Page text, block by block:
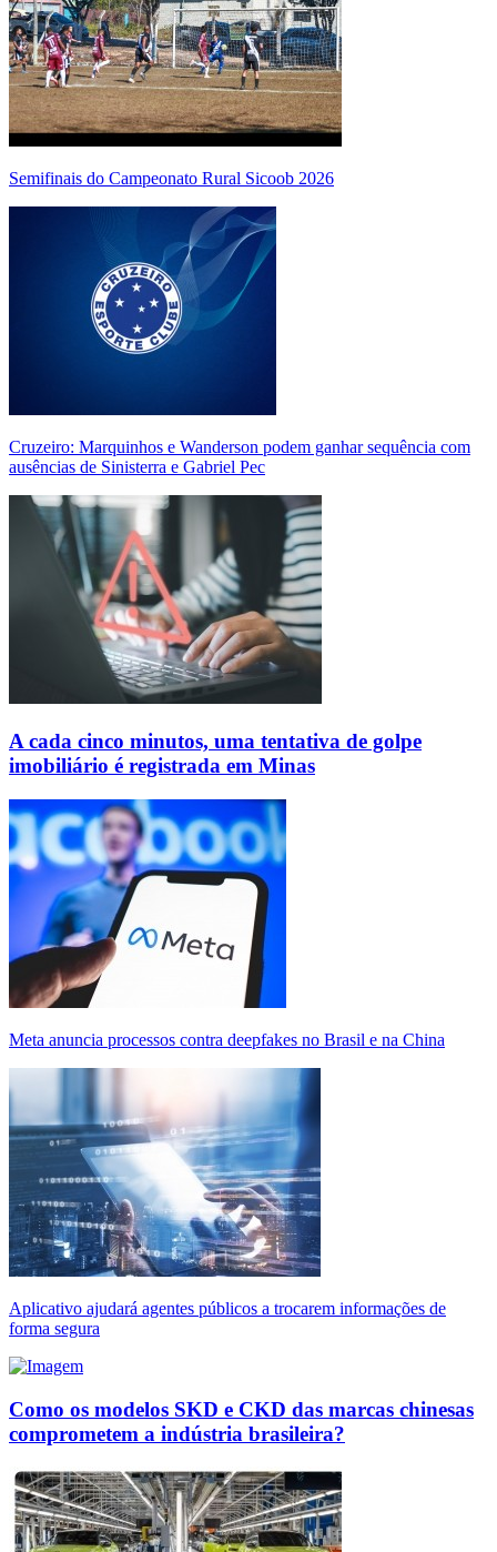
Semifinais do Campeonato Rural Sicoob 2026
Cruzeiro: Marquinhos e Wanderson podem ganhar sequência com
ausências de Sinisterra e Gabriel Pec
A cada cinco minutos, uma tentativa de golpe
imobiliário é registrada em Minas
Meta anuncia processos contra deepfakes no Brasil e na China
Aplicativo ajudará agentes públicos a trocarem informações de
forma segura
Como os modelos SKD e CKD das marcas chinesas
comprometem a indústria brasileira?